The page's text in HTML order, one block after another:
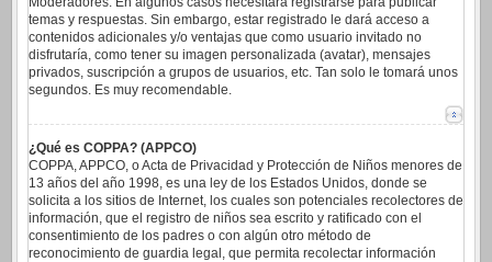
temas y respuestas. Sin embargo, estar registrado le dará acceso a
contenidos adicionales y/o ventajas que como usuario invitado no
disfrutaría, como tener su imagen personalizada (avatar), mensajes
privados, suscripción a grupos de usuarios, etc. Tan solo le tomará unos
segundos. Es muy recomendable.
¿Qué es COPPA? (APPCO)
COPPA, APPCO, o Acta de Privacidad y Protección de Niños menores de
13 años del año 1998, es una ley de los Estados Unidos, donde se
solicita a los sitios de Internet, los cuales son potenciales recolectores de
información, que el registro de niños sea escrito y ratificado con el
consentimiento de los padres o con algún otro método de
reconocimiento de guardia legal, que permita recolectar información